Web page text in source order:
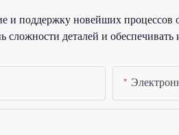
поддержку новейших процессов
сложности деталей и